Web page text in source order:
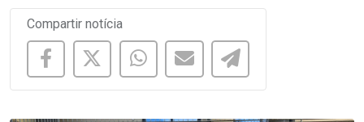
Compartir notícia